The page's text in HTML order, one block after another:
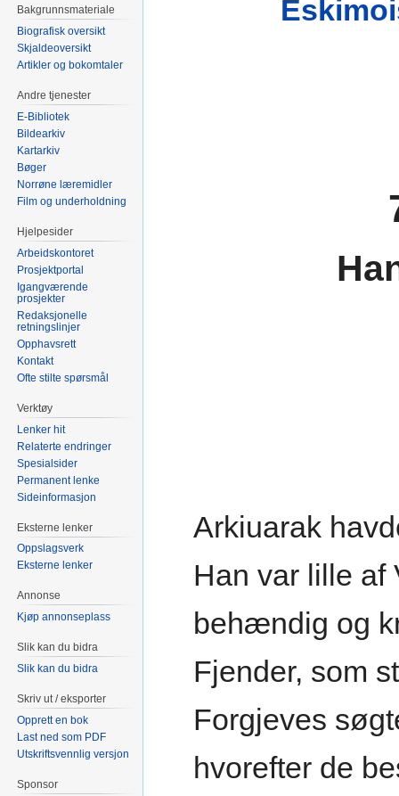
Arkiuarak
Han var lille
behændig og
Fjender, som
Forgjeves
hvorefter de
Bakgrunnsmateriale
Biografisk oversikt
Skjaldeoversikt
Artikler og bokomtaler
Andre tjenester
E-Bibliotek
Bildearkiv
Kartarkiv
Bøger
Norrøne læremidler
Film og underholdning
Hjelpesider
Arbeidskontoret
Prosjektportal
Igangværende
prosjekter
Redaksjonelle
retningslinjer
Opphavsrett
Kontakt
Ofte stilte spørsmål
Verktøy
Lenker hit
Relaterte endringer
Spesialsider
Permanent lenke
Sideinformasjon
Eksterne lenker
Oppslagsverk
Eksterne lenker
Annonse
Kjøp annonseplass
Slik kan du bidra
Slik kan du bidra
Skriv ut / eksporter
Opprett en bok
Last ned som PDF
Utskriftsvennlig versjon
Sponsor